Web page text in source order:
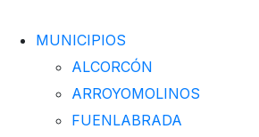
MUNICIPIOS
ALCORCÓN
ARROYOMOLINOS
FUENLABRADA